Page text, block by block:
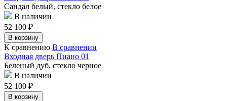
Сандал белый, стекло белое
В наличии
52 100 ₽
В корзину
К сравнению В сравнении
Входная дверь Пиано 01
Беленый дуб, стекло черное
В наличии
52 100 ₽
В корзину